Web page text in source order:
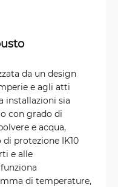
da un design
e agli atti
installazioni sia
con grado di
e acqua,
protezione IK10
e alle
di temperature,